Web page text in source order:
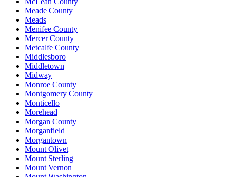
Meade County
Meads
Menifee County
Mercer County
Metcalfe County
Middlesboro
Middletown
Midway
Monroe County
Montgomery County
Monticello
Morehead
Morgan County
Morganfield
Morgantown
Mount Olivet
Mount Sterling
Mount Vernon